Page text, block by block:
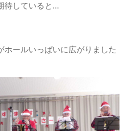
待していると…
ホールいっぱいに広がりました